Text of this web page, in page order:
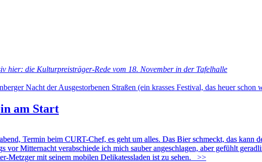
hier: die Kulturpreisträger-Rede vom 18. November in der Tafelhalle
am Start
Termin beim CURT-Chef, es geht um alles. Das Bier schmeckt, das kann
vor Mitternacht verabschiede ich mich sauber angeschlagen, aber gefühlt
Metzger mit seinem mobilen Delikatessladen ist zu sehen.
>>